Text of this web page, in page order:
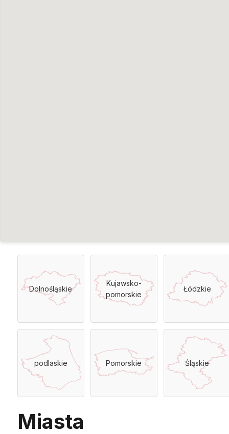
Dolnośląskie
Kujawsko-
pomorskie
Łódzkie
podlaskie Pomorskie Śląskie
Miasta